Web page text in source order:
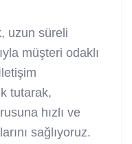
uzun süreli
müşteri odaklı
tutarak,
hızlı ve
sağlıyoruz.